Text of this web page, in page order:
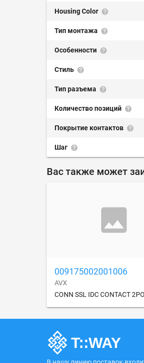
Housing Color
Тип монтажа
Особенности
Стиль
Тип разъема
Количество позиций
Покрытие контактов
Шаг
Вас также может
009175002001006
AVX
CONN SSL IDC CONTACT